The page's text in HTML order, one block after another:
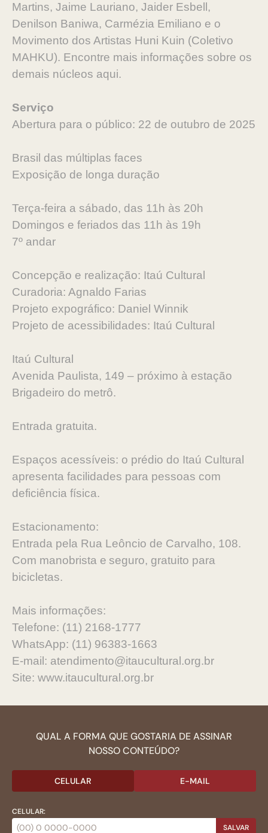
Martins, Jaime Lauriano, Jaider Esbell,
Denilson Baniwa, Carmézia Emiliano e o
Movimento dos Artistas Huni Kuin (Coletivo
MAHKU). Encontre mais informações sobre os
demais núcleos aqui.
Serviço
Abertura para o público: 22 de outubro de 2025
Brasil das múltiplas faces
Exposição de longa duração
Terça-feira a sábado, das 11h às 20h
‍Domingos e feriados das 11h às 19h
7º andar
Concepção e realização: Itaú Cultural
Curadoria: Agnaldo Farias
Projeto expográfico: Daniel Winnik
Projeto de acessibilidades: Itaú Cultural
Itaú Cultural
Avenida Paulista, 149 – próximo à estação
Brigadeiro do metrô.
Entrada gratuita.
Espaços acessíveis: o prédio do Itaú Cultural
apresenta facilidades para pessoas com
deficiência física.
‍Estacionamento:
Entrada pela Rua Leôncio de Carvalho, 108.
Com manobrista e seguro, gratuito para
bicicletas.
Mais informações:
Telefone: (11) 2168-1777
WhatsApp: (11) 96383-1663
E-mail: atendimento@itaucultural.org.br
Site: www.itaucultural.org.br
QUAL A FORMA QUE GOSTARIA DE ASSINAR
NOSSO CONTEÚDO?
CELULAR E-MAIL
CELULAR:
SALVAR